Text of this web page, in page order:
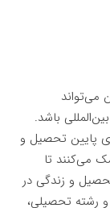
می‌تواند
باشد.
پایین تحصیل و
می‌کنند تا
و زندگی در
رشته تحصیلی،